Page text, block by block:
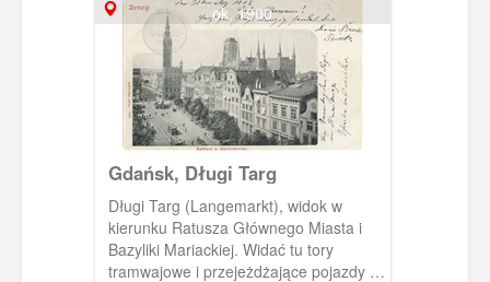
ok. 1900
Gdańsk, Długi Targ
Długi Targ (Langemarkt), widok w
kierunku Ratusza Głównego Miasta i
Bazyliki Mariackiej. Widać tu tory
tramwajowe i przejeżdżające pojazdy i